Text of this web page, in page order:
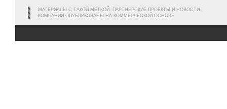
МАТЕРИАЛЫ С ТАКОЙ МЕТКОЙ, ПАРТНЕРСКИЕ ПРОЕКТЫ И НОВОСТИ
КОМПАНИЙ ОПУБЛИКОВАНЫ НА КОММЕРЧЕСКОЙ ОСНОВЕ